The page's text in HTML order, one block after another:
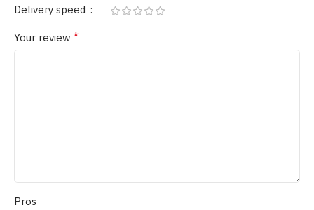
Delivery speed
Your review *
Pros